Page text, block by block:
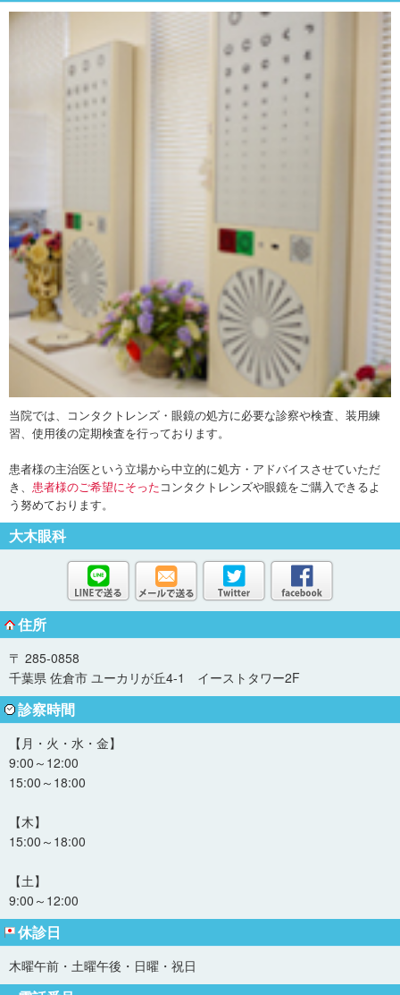
当院では、コンタクトレンズ・眼鏡の処方に必要な診察や検査、装用練
習、使用後の定期検査を行っております。
患者様の主治医という立場から中立的に処方・アドバイスさせていただ
き、 患者様のご希望にそったコンタクトレンズや眼鏡をご購入できるよ
う努めております。
大木眼科
住所
〒 285-0858
千葉県 佐倉市 ユーカリが丘4-1 イーストタワー2F
診察時間
【月・火・水・金】
9:00～12:00
15:00～18:00
【木】
15:00～18:00
【土】
9:00～12:00
休診日
木曜午前・土曜午後・日曜・祝日